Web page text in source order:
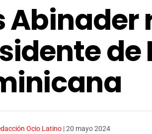
Abinader
de
Ocio Latino |20 mayo 2024